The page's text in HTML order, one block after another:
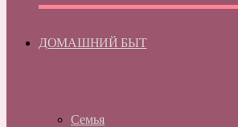
ДОМАШНИЙ БЫТ
Семья